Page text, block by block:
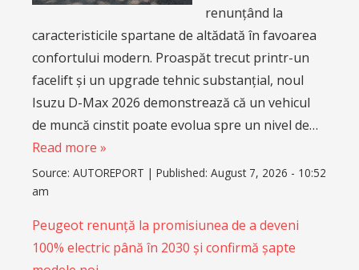
renunțând la
caracteristicile spartane de altădată în favoarea
confortului modern. Proaspăt trecut printr-un
facelift și un upgrade tehnic substanțial, noul
Isuzu D-Max 2026 demonstrează că un vehicul
de muncă cinstit poate evolua spre un nivel de…
Read more »
Source: AUTOREPORT | Published: August 7, 2026 - 10:52
am
Peugeot renunță la promisiunea de a deveni
100% electric până în 2030 și confirmă șapte